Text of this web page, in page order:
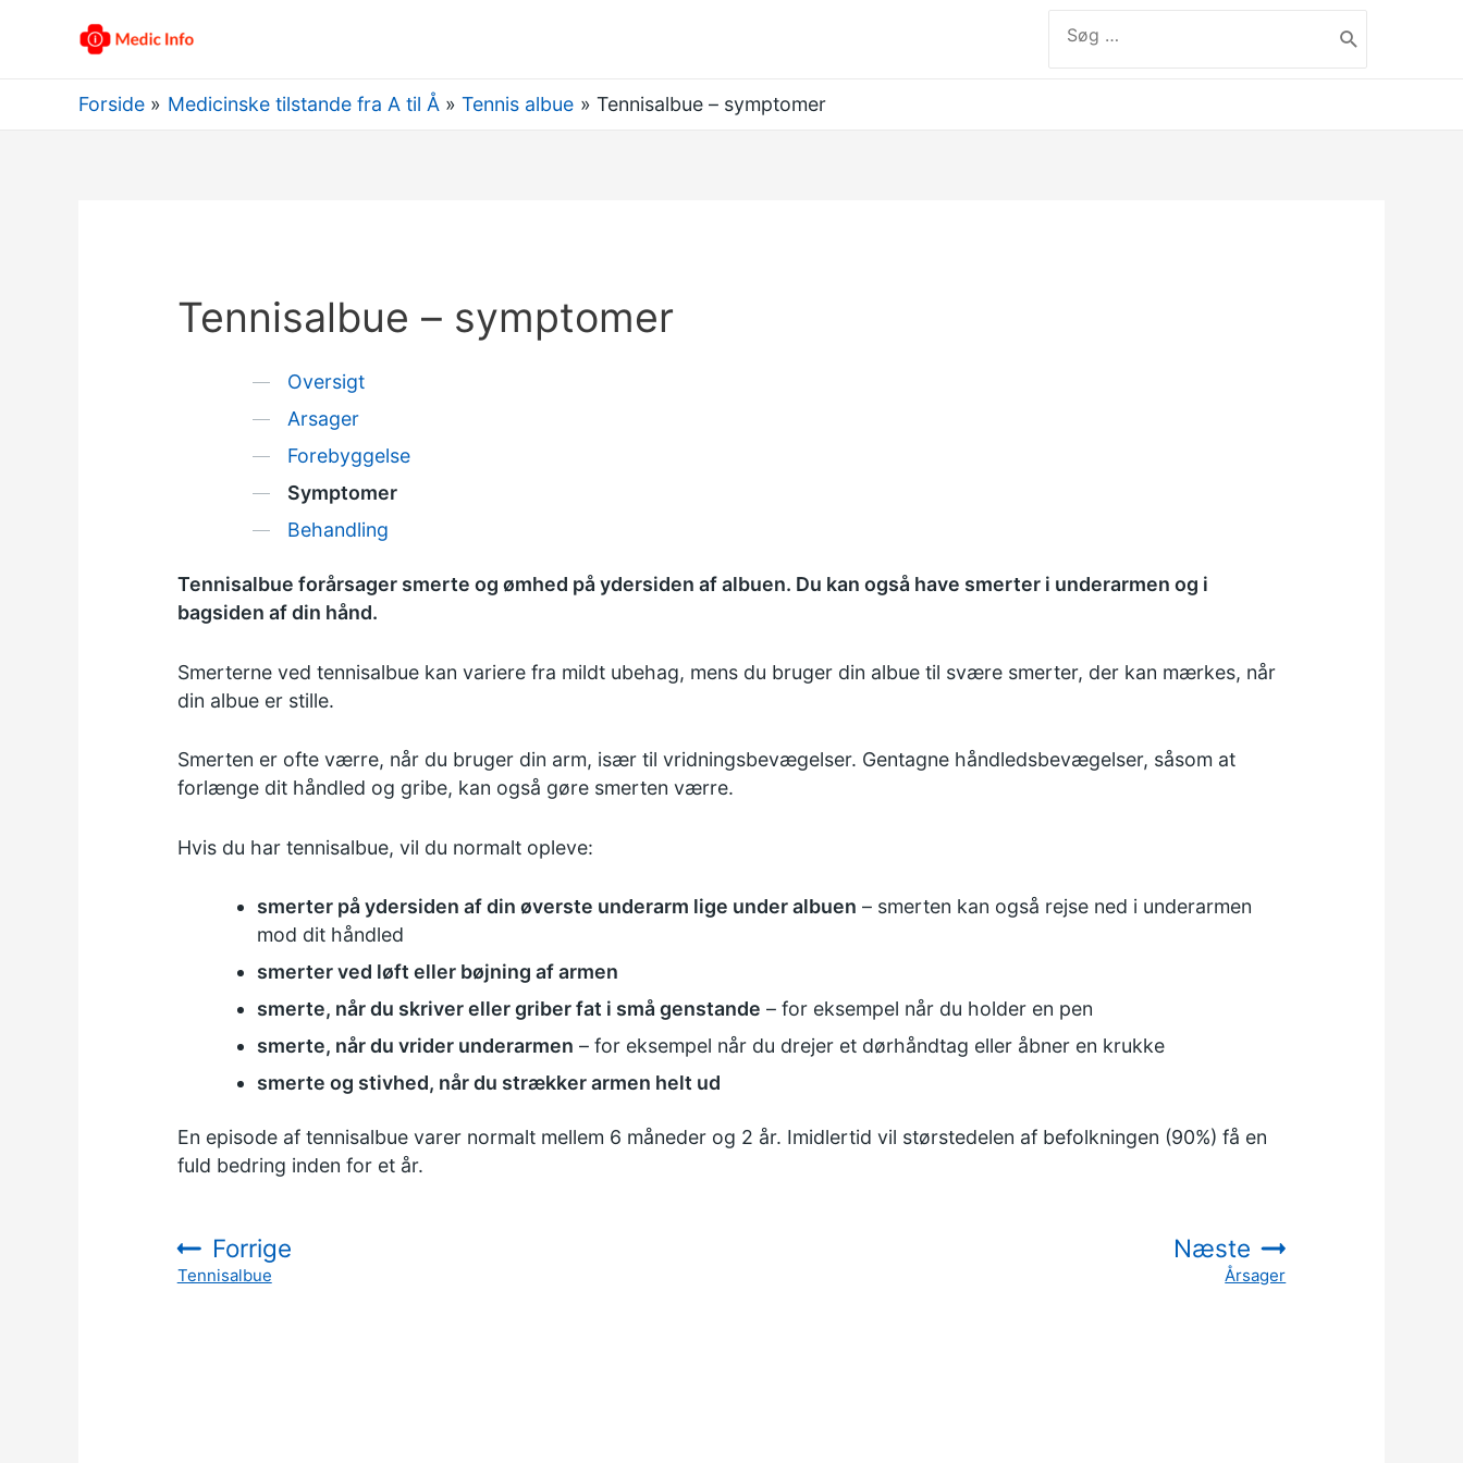
efter:
label
Forside Medicinske tilstande fra A til Å Tennis albue Tennisalbue – symptomer
Tennisalbue – symptomer
Oversigt
Arsager
Forebyggelse
Symptomer
Behandling
Tennisalbue forårsager smerte og ømhed på ydersiden af albuen. Du kan også have smerter i underarmen og i
bagsiden af din hånd.
Smerterne ved tennisalbue kan variere fra mildt ubehag, mens du bruger din albue til svære smerter, der kan mærkes, når
din albue er stille.
Smerten er ofte værre, når du bruger din arm, især til vridningsbevægelser. Gentagne håndledsbevægelser, såsom at
forlænge dit håndled og gribe, kan også gøre smerten værre.
Hvis du har tennisalbue, vil du normalt opleve:
smerter på ydersiden af din øverste underarm lige under albuen – smerten kan også rejse ned i underarmen
mod dit håndled
smerter ved løft eller bøjning af armen
smerte, når du skriver eller griber fat i små genstande – for eksempel når du holder en pen
smerte, når du vrider underarmen – for eksempel når du drejer et dørhåndtag eller åbner en krukke
smerte og stivhed, når du strækker armen helt ud
En episode af tennisalbue varer normalt mellem 6 måneder og 2 år. Imidlertid vil størstedelen af befolkningen (90%) få en
fuld bedring inden for et år.
Forrige
:
Tennisalbue
Næste
:
Årsager